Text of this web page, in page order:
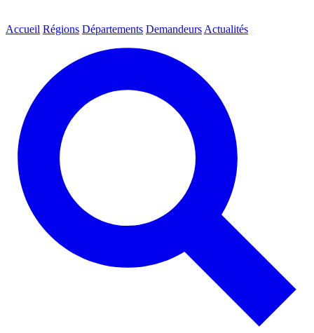
Accueil Régions Départements Demandeurs Actualités